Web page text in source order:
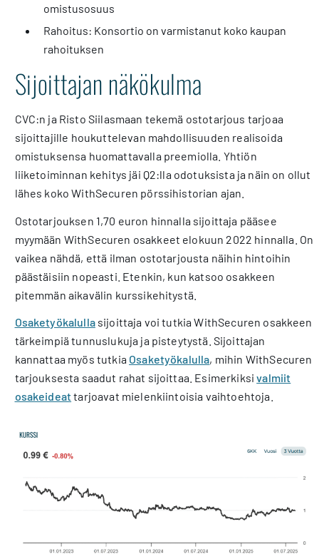
omistusosuus
Rahoitus: Konsortio on varmistanut koko kaupan
rahoituksen
Sijoittajan näkökulma
CVC:n ja Risto Siilasmaan tekemä ostotarjous tarjoaa
sijoittajille houkuttelevan mahdollisuuden realisoida
omistuksensa huomattavalla preemiolla. Yhtiön
liiketoiminnan kehitys jäi Q2:lla odotuksista ja näin on ollut
lähes koko WithSecuren pörssihistorian ajan.
Ostotarjouksen 1,70 euron hinnalla sijoittaja pääsee
myymään WithSecuren osakkeet elokuun 2022 hinnalla. On
vaikea nähdä, että ilman ostotarjousta näihin hintoihin
päästäisiin nopeasti. Etenkin, kun katsoo osakkeen
pitemmän aikavälin kurssikehitystä.
Osaketyökalullasijoittaja voi tutkia WithSecuren osakkeen
tärkeimpiä tunnuslukuja ja pisteytystä. Sijoittajan
kannattaa myös tutkia Osaketyökalulla, mihin WithSecuren
tarjouksesta saadut rahat sijoittaa. Esimerkiksivalmiit
osakeideattarjoavat mielenkiintoisia vaihtoehtoja.